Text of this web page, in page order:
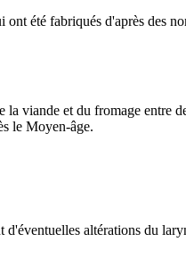
été fabriqués d'après des
viande et du fromage entre
le Moyen-âge.
altérations du